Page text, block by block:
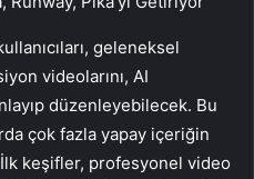
geleneksel
videolarını, AI
düzenleyebilecek. Bu
çok fazla yapay içeriğin
keşifler, profesyonel video